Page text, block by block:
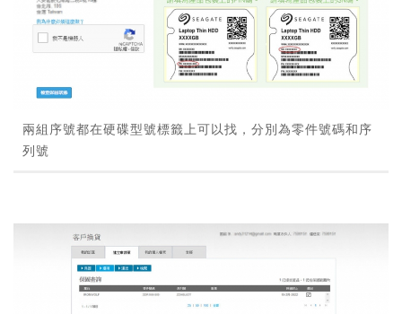
兩組序號都在硬碟型號標籤上可以找，分別為零件號碼和序
列號